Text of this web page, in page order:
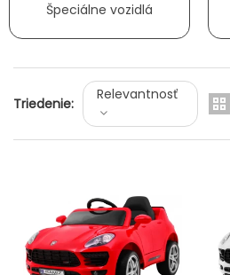
Špeciálne vozidlá
Triedenie:
Relevantnosť